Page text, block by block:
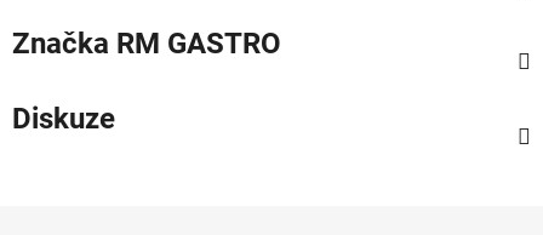
Značka RM GASTRO
Diskuze